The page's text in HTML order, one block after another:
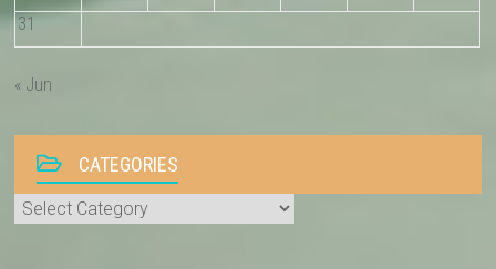
31
« Jun
CATEGORIES
Categories